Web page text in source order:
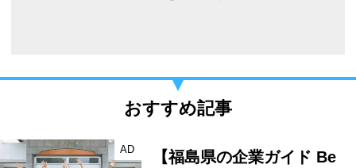
おすすめ記事
AD
【福島県の企業ガイド Be